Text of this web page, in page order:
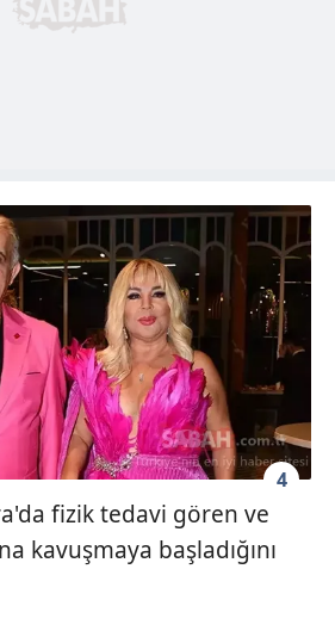
4
fizik tedavi gören ve
kavuşmaya başladığını